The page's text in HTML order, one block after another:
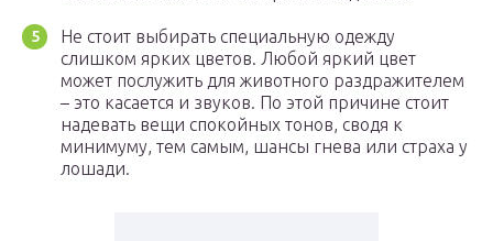
Не стоит выбирать специальную одежду
слишком ярких цветов. Любой яркий цвет
может послужить для животного раздражителем
– это касается и звуков. По этой причине стоит
надевать вещи спокойных тонов, сводя к
минимуму, тем самым, шансы гнева или страха у
лошади.